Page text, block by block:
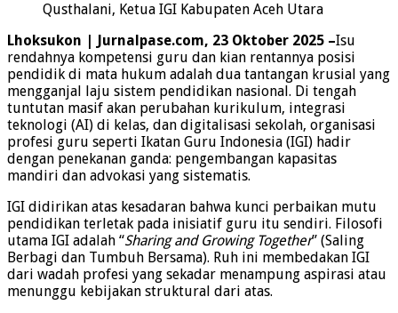
Qusthalani, Ketua IGI Kabupaten Aceh Utara
Lhoksukon | Jurnalpase.com, 23 Oktober 2025 –Isu
rendahnya kompetensi guru dan kian rentannya posisi
pendidik di mata hukum adalah dua tantangan krusial yang
mengganjal laju sistem pendidikan nasional. Di tengah
tuntutan masif akan perubahan kurikulum, integrasi
teknologi (AI) di kelas, dan digitalisasi sekolah, organisasi
profesi guru seperti Ikatan Guru Indonesia (IGI) hadir
dengan penekanan ganda: pengembangan kapasitas
mandiri dan advokasi yang sistematis.
IGI didirikan atas kesadaran bahwa kunci perbaikan mutu
pendidikan terletak pada inisiatif guru itu sendiri. Filosofi
utama IGI adalah “Sharing and Growing Together” (Saling
Berbagi dan Tumbuh Bersama). Ruh ini membedakan IGI
dari wadah profesi yang sekadar menampung aspirasi atau
menunggu kebijakan struktural dari atas.